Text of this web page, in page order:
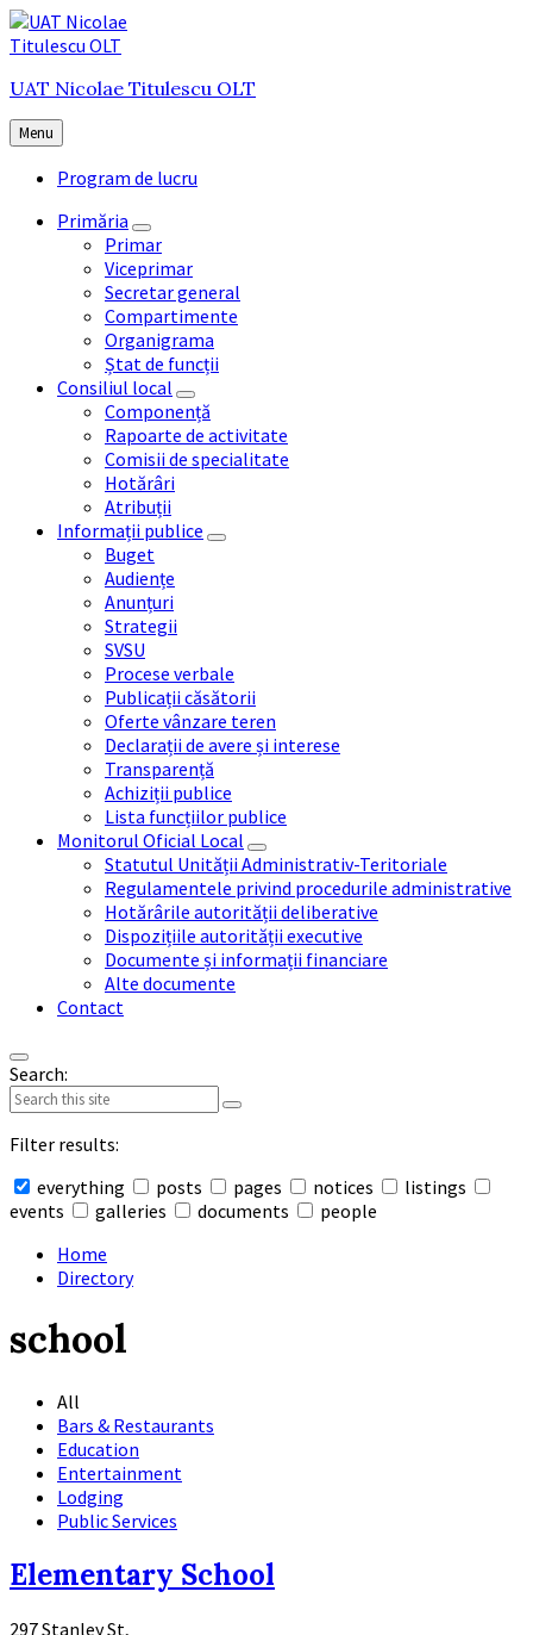
Skip
to
Skip
to
navigation
Skip
to
UAT Nicolae Titulescu OLT
Menu
Program de lucru
Primăria
Primar
Viceprimar
Secretar general
Compartimente
Organigrama
Ștat de funcții
Consiliul local
Componență
Rapoarte de activitate
Comisii de specialitate
Hotărâri
Atribuții
Informații publice
Buget
Audiențe
Anunțuri
Strategii
SVSU
Procese verbale
Publicații căsătorii
Oferte vânzare teren
Declarații de avere și interese
Transparență
Achiziții publice
Lista funcțiilor publice
Monitorul Oficial Local
Statutul Unității Administrativ-Teritoriale
Regulamentele privind procedurile administrative
Hotărârile autorității deliberative
Dispozițiile autorității executive
Documente și informații financiare
Alte documente
Contact
Search:
Filter results:
everything
posts pages notices
listings
events
galleries documents people
search
Home
Directory
school
All
Bars & Restaurants
Education
Entertainment
Lodging
Public Services
Elementary School
297 Stanley St,